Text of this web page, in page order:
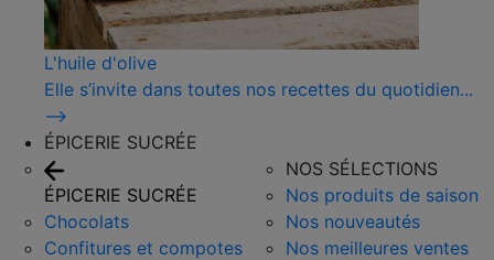
L'huile d'olive
Elle s’invite dans toutes nos recettes du quotidien...
⟶
ÉPICERIE SUCRÉE
ÉPICERIE SUCRÉE
Chocolats
Confitures et compotes
NOS SÉLECTIONS
Nos produits de saison
Nos nouveautés
Nos meilleures ventes